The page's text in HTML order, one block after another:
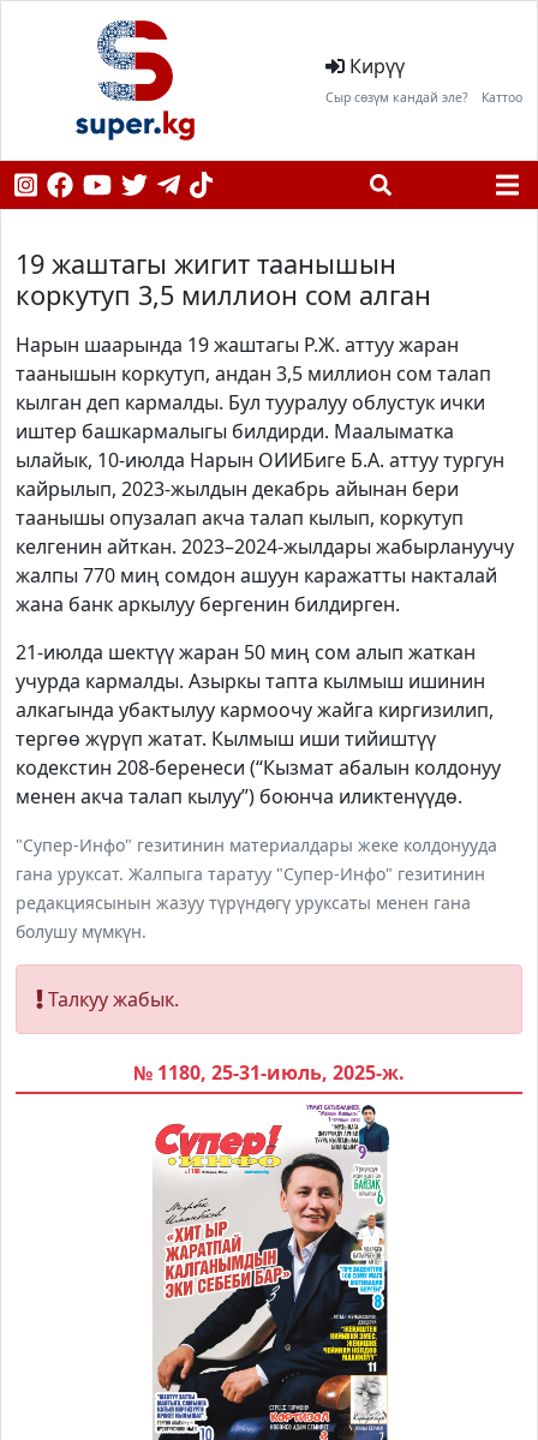
Кирүү
Сыр сөзүм кандай эле? Каттоо
19 жаштагы жигит таанышын
коркутуп 3,5 миллион сом алган
Нарын шаарында 19 жаштагы Р.Ж. аттуу жаран
таанышын коркутуп, андан 3,5 миллион сом талап
кылган деп кармалды. Бул тууралуу облустук ички
иштер башкармалыгы билдирди. Маалыматка
ылайык, 10-июлда Нарын ОИИБиге Б.А. аттуу тургун
кайрылып, 2023-жылдын декабрь айынан бери
таанышы опузалап акча талап кылып, коркутуп
келгенин айткан. 2023–2024-жылдары жабырлануучу
жалпы 770 миң сомдон ашуун каражатты накталай
жана банк аркылуу бергенин билдирген.
21-июлда шектүү жаран 50 миң сом алып жаткан
учурда кармалды. Азыркы тапта кылмыш ишинин
алкагында убактылуу кармоочу жайга киргизилип,
тергөө жүрүп жатат. Кылмыш иши тийиштүү
кодекстин 208-беренеси (“Кызмат абалын колдонуу
менен акча талап кылуу”) боюнча иликтенүүдө.
"Супер-Инфо" гезитинин материалдары жеке колдонууда
гана уруксат. Жалпыга таратуу "Супер-Инфо" гезитинин
редакциясынын жазуу түрүндөгү уруксаты менен гана
болушу мүмкүн.
Талкуу жабык.
№ 1180, 25-31-июль, 2025-ж.